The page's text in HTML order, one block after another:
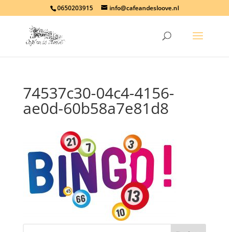
0650203915 info@cafeandesloove.nl
74537c30-04c4-4156-
ae0d-60b58a7e81d8